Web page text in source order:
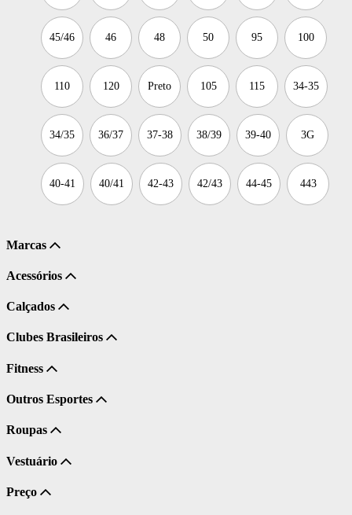
45/46 46 48 50 95 100
110 120 Preto 105 115 34-35
34/35 36/37 37-38 38/39 39-40 3G
40-41 40/41 42-43 42/43 44-45 443
Marcas
Acessórios
Calçados
Clubes Brasileiros
Fitness
Outros Esportes
Roupas
Vestuário
Preço